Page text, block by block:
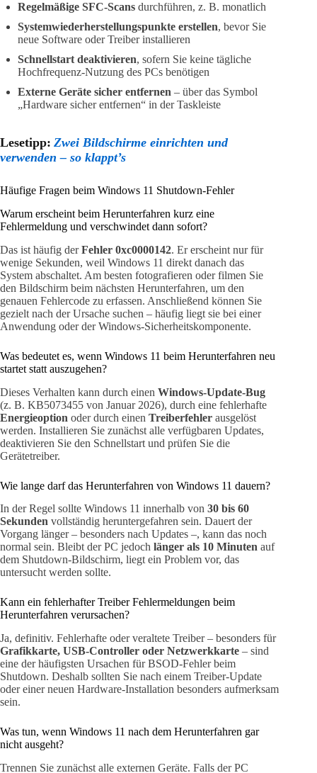
Regelmäßige SFC-Scans durchführen, z. B. monatlich
Systemwiederherstellungspunkte erstellen, bevor Sie
neue Software oder Treiber installieren
Schnellstart deaktivieren, sofern Sie keine tägliche
Hochfrequenz-Nutzung des PCs benötigen
Externe Geräte sicher entfernen – über das Symbol
„Hardware sicher entfernen“ in der Taskleiste
Lesetipp: Zwei Bildschirme einrichten und
verwenden – so klappt’s
Häufige Fragen beim Windows 11 Shutdown-Fehler
Warum erscheint beim Herunterfahren kurz eine
Fehlermeldung und verschwindet dann sofort?
Das ist häufig derFehler 0xc0000142. Er erscheint nur für
wenige Sekunden, weil Windows 11 direkt danach das
System abschaltet. Am besten fotografieren oder filmen Sie
den Bildschirm beim nächsten Herunterfahren, um den
genauen Fehlercode zu erfassen. Anschließend können Sie
gezielt nach der Ursache suchen – häufig liegt sie bei einer
Anwendung oder der Windows-Sicherheitskomponente.
Was bedeutet es, wenn Windows 11 beim Herunterfahren neu
startet statt auszugehen?
Dieses Verhalten kann durch einen Windows-Update-Bug
(z. B. KB5073455 von Januar 2026), durch eine fehlerhafte
Energieoption oder durch einen Treiberfehler ausgelöst
werden. Installieren Sie zunächst alle verfügbaren Updates,
deaktivieren Sie den Schnellstart und prüfen Sie die
Gerätetreiber.
Wie lange darf das Herunterfahren von Windows 11 dauern?
In der Regel sollte Windows 11 innerhalb von 30 bis 60
Sekunden vollständig heruntergefahren sein. Dauert der
Vorgang länger – besonders nach Updates –, kann das noch
normal sein. Bleibt der PC jedoch länger als 10 Minuten auf
dem Shutdown-Bildschirm, liegt ein Problem vor, das
untersucht werden sollte.
Kann ein fehlerhafter Treiber Fehlermeldungen beim
Herunterfahren verursachen?
Ja, definitiv. Fehlerhafte oder veraltete Treiber – besonders für
Grafikkarte, USB-Controller oder Netzwerkkarte – sind
eine der häufigsten Ursachen für BSOD-Fehler beim
Shutdown. Deshalb sollten Sie nach einem Treiber-Update
oder einer neuen Hardware-Installation besonders aufmerksam
sein.
Was tun, wenn Windows 11 nach dem Herunterfahren gar
nicht ausgeht?
Trennen Sie zunächst alle externen Geräte. Falls der PC